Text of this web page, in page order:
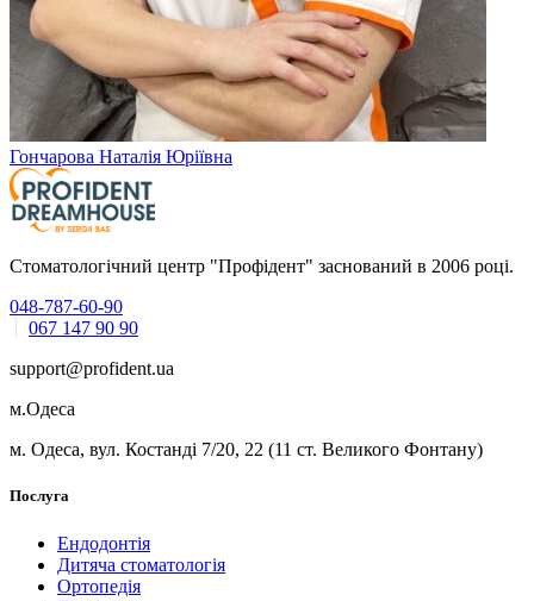
Гончарова Наталія Юріївна
Стоматологічний центр "Профідент" заснований в 2006 році.
048-787-60-90
067 147 90 90
support@profident.ua
м.Одеса
м. Одеса, вул. Костанді 7/20, 22 (11 ст. Великого Фонтану)
Послуга
Ендодонтія
Дитяча стоматологія
Ортопедія